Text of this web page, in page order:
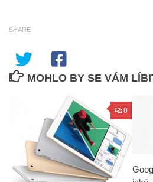
SHARE
MOHLO BY SE VÁM
0